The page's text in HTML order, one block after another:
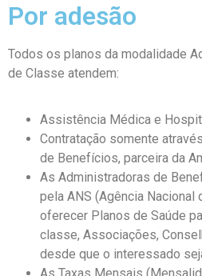
Por adesão
Todos os planos da modalidade
de Classe atendem:
Assistência Médica e
Contratação somente
de Benefícios, parceira da
As Administradoras de
pela ANS (Agência Nacional
oferecer Planos de Saúde
classe, Associações,
desde que o interessado